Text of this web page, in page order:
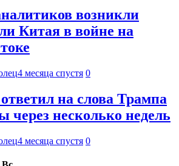
возникли
Китая в войне на
4 месяца спустя 0
на слова Трампа
через несколько недель
4 месяца спустя 0